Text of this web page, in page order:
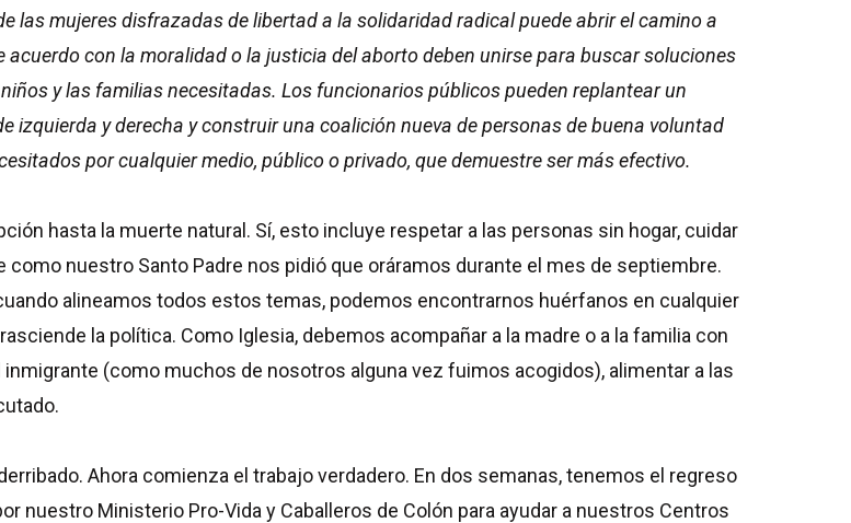
las mujeres disfrazadas de libertad a la solidaridad radical puede abrir el camino a
con la moralidad o la justicia del aborto deben unirse para buscar soluciones
y las familias necesitadas. Los funcionarios públicos pueden replantear un
izquierda y derecha y construir una coalición nueva de personas de buena voluntad
por cualquier medio, público o privado, que demuestre ser más efectivo.
hasta la muerte natural. Sí, esto incluye respetar a las personas sin hogar, cuidar
como nuestro Santo Padre nos pidió que oráramos durante el mes de septiembre.
alineamos todos estos temas, podemos encontrarnos huérfanos en cualquier
la política. Como Iglesia, debemos acompañar a la madre o a la familia con
(como muchos de nosotros alguna vez fuimos acogidos), alimentar a las
Ahora comienza el trabajo verdadero. En dos semanas, tenemos el regreso
nuestro Ministerio Pro-Vida y Caballeros de Colón para ayudar a nuestros Centros